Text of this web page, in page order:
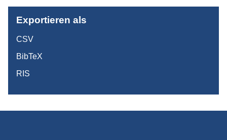
Exportieren als
CSV
BibTeX
RIS